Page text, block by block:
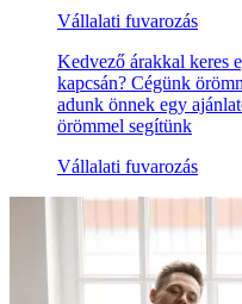
Vállalati fuvarozás
Kedvező árakkal keres
kapcsán? Cégünk
adunk önnek egy
örömmel segítünk
Vállalati fuvarozás